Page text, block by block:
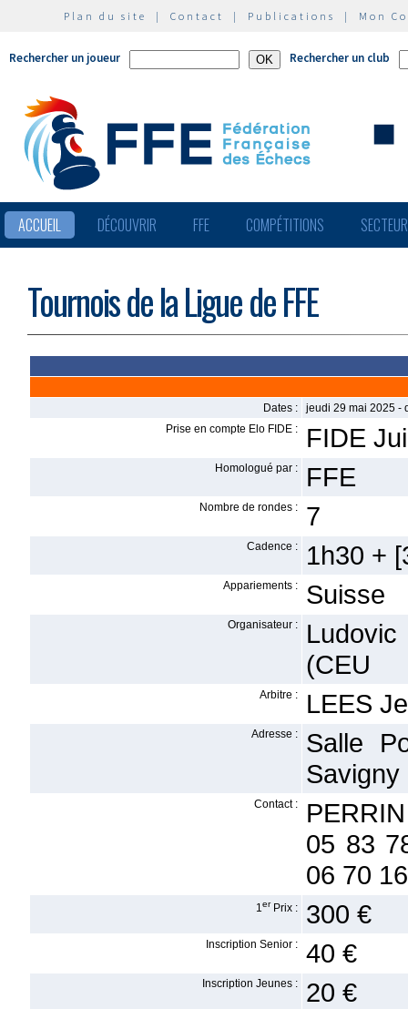
Plan du site | Contact | Publications | Mon
Rechercher un joueur Rechercher un club
ACCUEIL DÉCOUVRIR FFE COMPÉTITIONS
Tournois de la Ligue de FFE
Dates :
jeudi 29 mai 2025 -
Prise en compte Elo FIDE :
FIDE
Homologué par : FFE
Nombre de rondes : 7
Cadence : 1h30 +
Appariements : Suisse
Organisateur :
(CEU
Arbitre : LEES
Adresse :
Salle
Savigny
Contact :
05 83
06 70
1er Prix : 300 €
Inscription Senior : 40 €
Inscription Jeunes : 20 €